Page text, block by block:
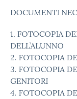
DOCUMENTI
1. FOTOCOPIA
DELL’ALUNNO
2. FOTOCOPIA
3. FOTOCOPIA
GENITORI
4. FOTOCOPIA